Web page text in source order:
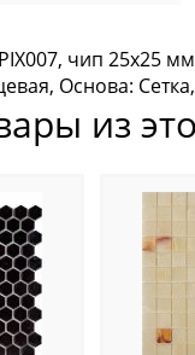
чип 25x25
Основа:
из